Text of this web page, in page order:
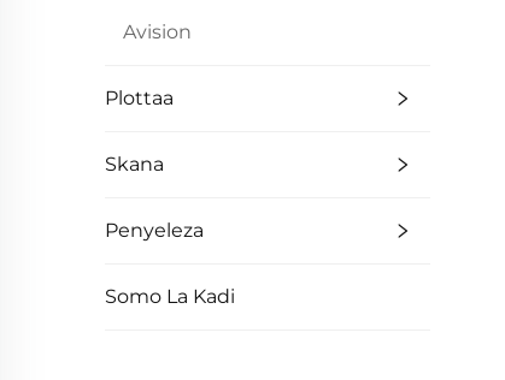
Avision
Plottaa
Skana
Penyeleza
Somo La Kadi